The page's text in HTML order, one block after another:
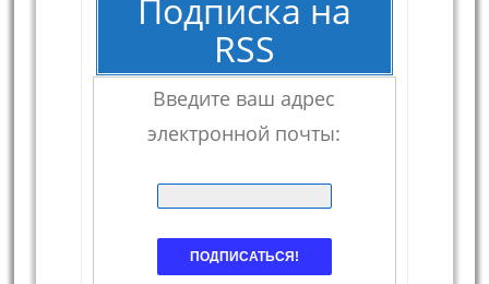
Подписка на
RSS
Введите ваш адрес
электронной почты: